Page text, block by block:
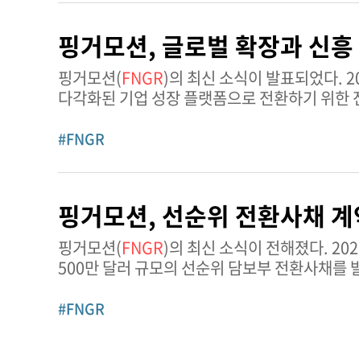
핑거모션, 글로벌 확장과 신
핑거모션(FNGR)의 최신 소식이 발표되었다. 2026년 6월 2일, 핑거모션은 국제 확장과 신흥 기술 이니셔티브를 통해 보다
다각화된 기업 성장 플랫폼으로 전환하기 위
#FNGR
핑거모션, 선순위 전환사채
핑거모션(FNGR)의 최신 소식이 전해졌다. 2026년 5월 13일, 핑거모션은 기관투자자와 증권매입계약을 체결하고 원금
500만 달러 규모의 선순위 담보부 전환사채를
#FNGR